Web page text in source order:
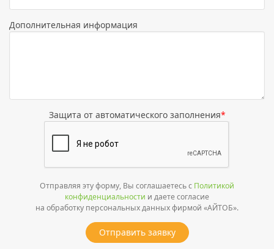
Дополнительная информация
Защита от автоматического заполнения*
Отправляя эту форму, Вы соглашаетесь с Политикой
конфиденциальности и даете согласие
на обработку персональных данных фирмой «АЙТОБ».
Отправить заявку